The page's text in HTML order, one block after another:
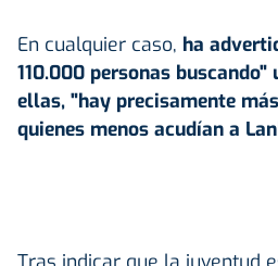
En cualquier caso, ha
110.000 personas buscando"
ellas, "hay precisamente
quienes menos acudían a